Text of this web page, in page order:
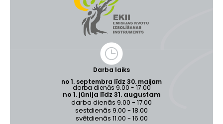
Darba laiks
no 1. septembra līdz 30. maijam
darba dienās 9.00 - 17.00
no 1. jūnija līdz 31. augustam
darba dienās 9.00 - 17.00
sestdienās 9.00 - 18.00
svētdienās 11.00 - 16.00